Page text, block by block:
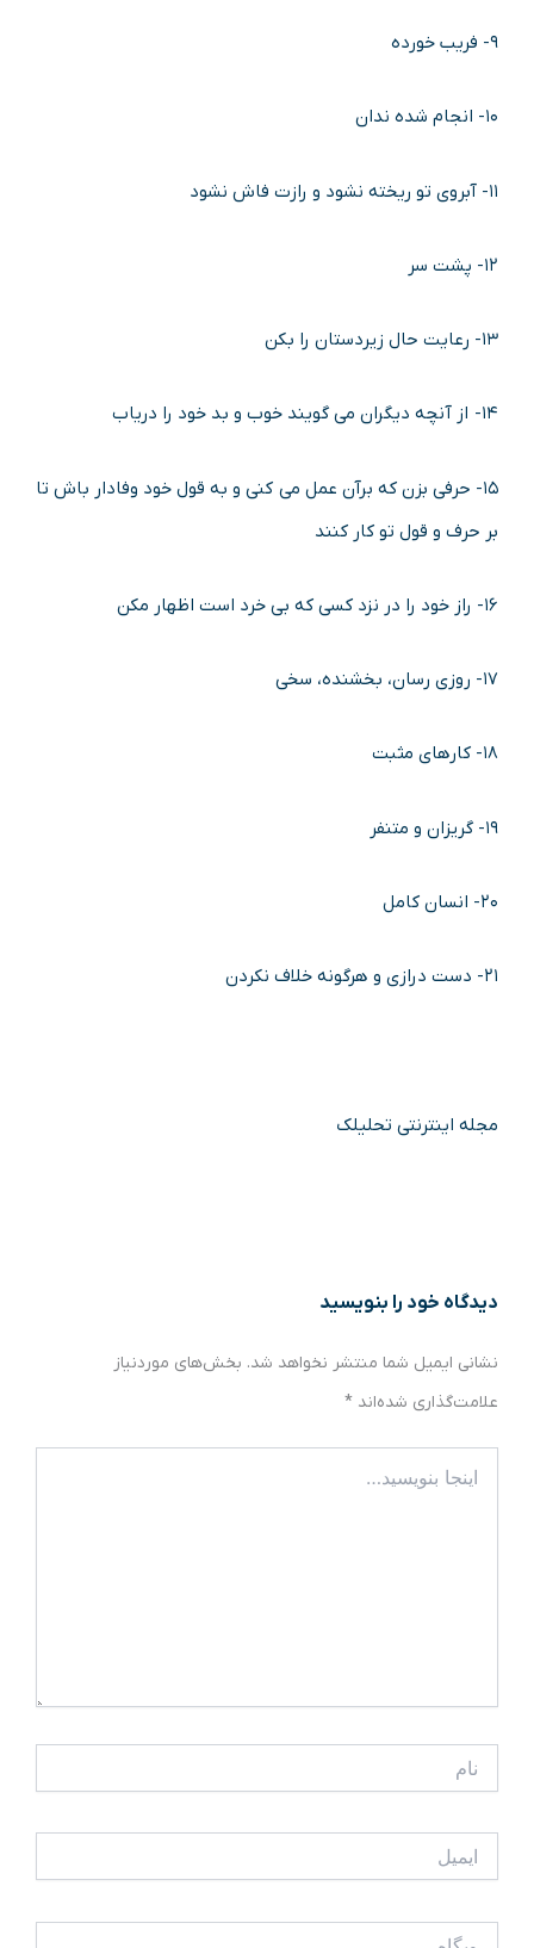
۹- فریب خورده
۱۰- انجام شده ندان
۱۱- آبروی تو ریخته نشود و رازت فاش نشود
۱۲- پشت سر
۱۳- رعایت حال زیردستان را بکن
۱۴- از آنچه دیگران می گویند خوب و بد خود را دریاب
۱۵- حرفی بزن که برآن عمل می کنی و به قول خود وفادار باش تا
بر حرف و قول تو کار کنند
۱۶- راز خود را در نزد کسی که بی خرد است اظهار مکن
۱۷- روزی رسان، بخشنده، سخی
۱۸- کارهای مثبت
۱۹- گریزان و متنفر
۲۰- انسان کامل
۲۱- دست درازی و هرگونه خلاف نکردن
مجله اینترنتی تحلیلک
دیدگاه‌ خود را بنویسید
نشانی ایمیل شما منتشر نخواهد شد. بخش‌های موردنیاز
علامت‌گذاری شده‌اند *
بنویسید…